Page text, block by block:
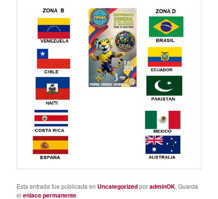
Esta entrada fue publicada en UncategorizedporadminOK. Guarda
elenlace permanente.